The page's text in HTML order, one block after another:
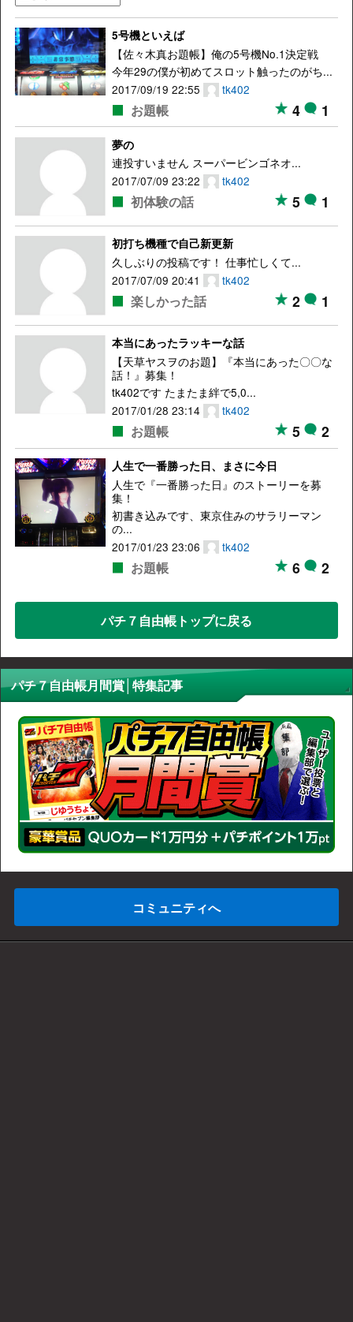
5号機といえば
【佐々木真お題帳】俺の5号機No.1決定戦
今年29の僕が初めてスロット触ったのがち...
2017/09/19 22:55
tk402
お題帳 4 1
夢の
連投すいません スーパービンゴネオ...
2017/07/09 23:22
tk402
初体験の話 5 1
初打ち機種で自己新更新
久しぶりの投稿です！ 仕事忙しくて...
2017/07/09 20:41
tk402
楽しかった話 2 1
本当にあったラッキーな話
【天草ヤスヲのお題】『本当にあった〇〇な
話！』募集！
tk402です たまたま絆で5,0...
2017/01/28 23:14
tk402
お題帳 5 2
人生で一番勝った日、まさに今日
人生で『一番勝った日』のストーリーを募
集！
初書き込みです、東京住みのサラリーマン
の...
2017/01/23 23:06
tk402
お題帳 6 2
パチ７自由帳トップに戻る
パチ７自由帳月間賞│特集記事
コミュニティへ